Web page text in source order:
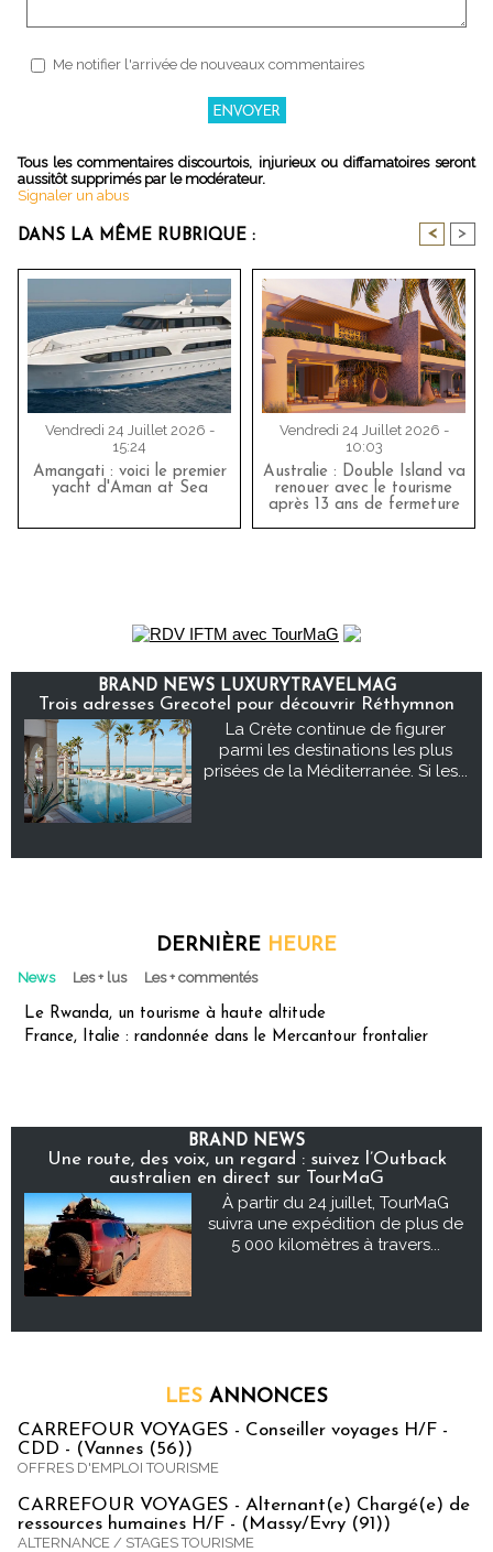
Me notifier l'arrivée de nouveaux commentaires
Tous les commentaires discourtois, injurieux ou diffamatoires seront
aussitôt supprimés par le modérateur.
Signaler un abus
DANS LA MÊME RUBRIQUE : < >
Vendredi 24 Juillet 2026 -
15:24
Amangati : voici le premier
yacht d'Aman at Sea
Vendredi 24 Juillet 2026 -
10:03
Australie : Double Island va
renouer avec le tourisme
après 13 ans de fermeture
BRAND NEWS LUXURYTRAVELMAG
Trois adresses Grecotel pour découvrir Réthymnon
La Crète continue de figurer
parmi les destinations les plus
prisées de la Méditerranée. Si les...
DERNIÈRE HEURE
News Les + lus Les + commentés
Le Rwanda, un tourisme à haute altitude
France, Italie : randonnée dans le Mercantour frontalier
BRAND NEWS
Une route, des voix, un regard : suivez l’Outback
australien en direct sur TourMaG
À partir du 24 juillet, TourMaG
suivra une expédition de plus de
5 000 kilomètres à travers...
LES ANNONCES
CARREFOUR VOYAGES - Conseiller voyages H/F -
CDD - (Vannes (56))
OFFRES D'EMPLOI TOURISME
CARREFOUR VOYAGES - Alternant(e) Chargé(e) de
ressources humaines H/F - (Massy/Evry (91))
ALTERNANCE / STAGES TOURISME